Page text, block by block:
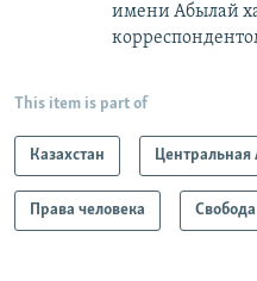
имени Абылай
This item is part of
Казахстан Центральная
Права человека